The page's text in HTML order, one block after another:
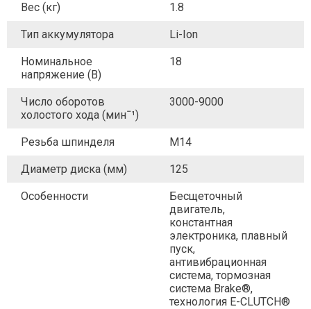
Вес (кг) 1.8
Тип аккумулятора Li-Ion
Номинальное
напряжение (В)
18
Число оборотов
холостого хода (минˉ¹)
3000-9000
Резьба шпинделя M14
Диаметр диска (мм) 125
Особенности
Бесщеточный
двигатель,
константная
электроника, плавный
пуск,
антивибрационная
система, тормозная
система Brake®,
технология E-CLUTCH®